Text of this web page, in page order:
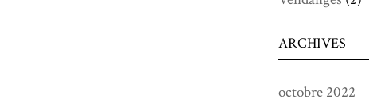
ARCHIVES
octobre 2022